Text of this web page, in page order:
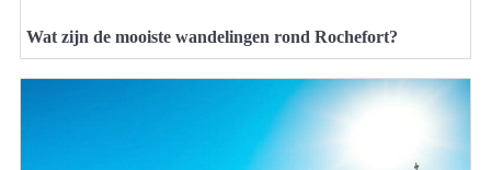
Wat zijn de mooiste wandelingen rond Rochefort?